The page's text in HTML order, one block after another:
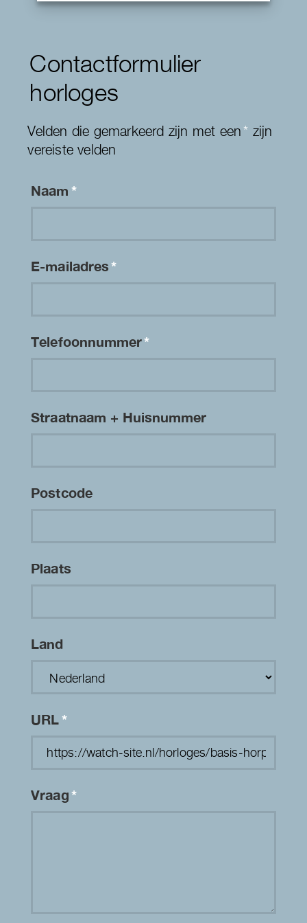
Contactformulier
horloges
Velden die gemarkeerd zijn met een* zijn
vereiste velden
Naam*
E-mailadres*
Telefoonnummer*
Straatnaam + Huisnummer
Postcode
Plaats
Land
URL*
Vraag*